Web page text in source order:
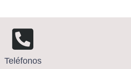
Teléfonos